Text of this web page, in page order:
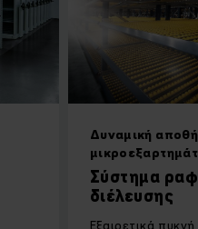
Δυναμική
Σύστημα
διέλευσης